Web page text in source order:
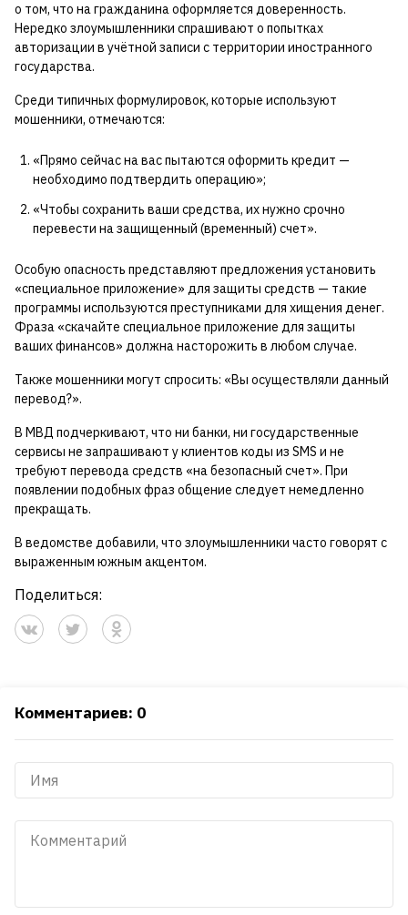
о том, что на гражданина оформляется доверенность.
Нередко злоумышленники спрашивают о попытках
авторизации в учётной записи с территории иностранного
государства.
Среди типичных формулировок, которые используют
мошенники, отмечаются:
«Прямо сейчас на вас пытаются оформить кредит —
необходимо подтвердить операцию»;
«Чтобы сохранить ваши средства, их нужно срочно
перевести на защищенный (временный) счет».
Особую опасность представляют предложения установить
«специальное приложение» для защиты средств — такие
программы используются преступниками для хищения денег.
Фраза «скачайте специальное приложение для защиты
ваших финансов» должна насторожить в любом случае.
Также мошенники могут спросить: «Вы осуществляли данный
перевод?».
В МВД подчеркивают, что ни банки, ни государственные
сервисы не запрашивают у клиентов коды из SMS и не
требуют перевода средств «на безопасный счет». При
появлении подобных фраз общение следует немедленно
прекращать.
В ведомстве добавили, что злоумышленники часто говорят с
выраженным южным акцентом.
Поделиться:
Комментариев: 0